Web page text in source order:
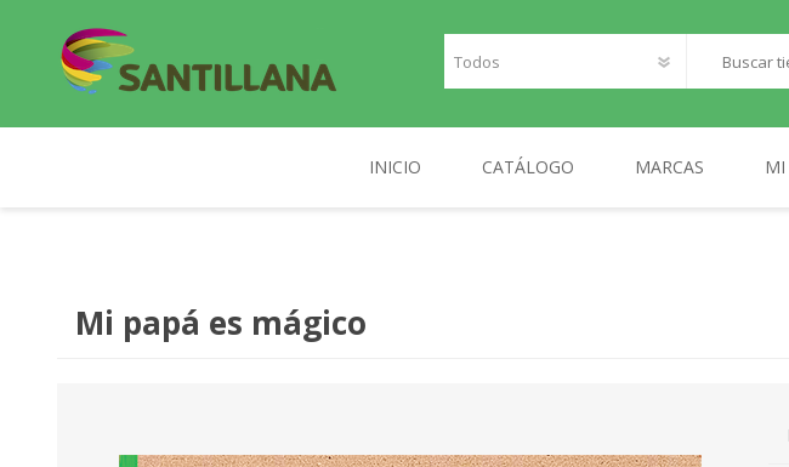
INICIO CATÁLOGO MARCAS MI
Mi papá es mágico